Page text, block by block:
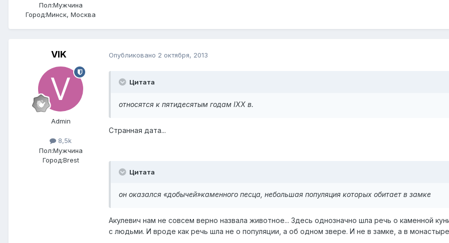
Пол:Мужчина
Город:Минск, Москва
VIK
Admin
8,5k
Пол:Мужчина
Город:Brest
Опубликовано 2 октября, 2013
Цитата
относятся к пятидесятым годам IXX в.
Странная дата...
Цитата
он оказался «добычей»каменного песца , небольшая популяция которых обитает в замке
Акулевич нам не совсем верно назвала животное... Здесь однозначно шла речь о каменной
с людьми. И вроде как речь шла не о популяции, а об одном звере. И не в замке, а в